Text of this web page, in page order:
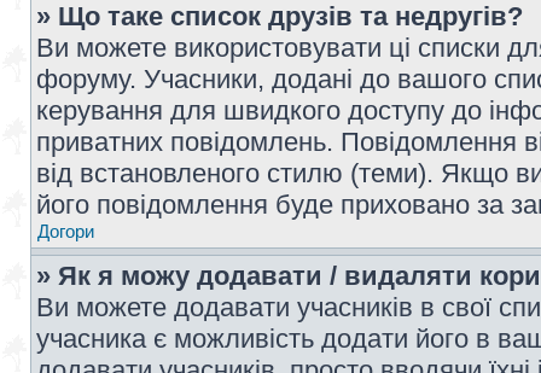
» Що таке список друзів та недругів?
Ви можете використовувати ці списки
форуму. Учасники, додані до вашого
керування для швидкого доступу до
приватних повідомлень. Повідомлення
від встановленого стилю (теми). Якщо
його повідомлення буде приховано за
Догори
» Як я можу додавати / видаляти
Ви можете додавати учасників в свої
учасника є можливість додати його в